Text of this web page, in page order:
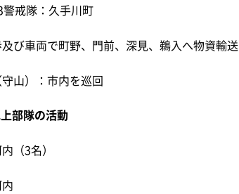
警戒隊：久手川町
び車両で町野、門前、深見、鵜入へ物資輸送
山）：市内を巡回
部隊の活動
（3名）